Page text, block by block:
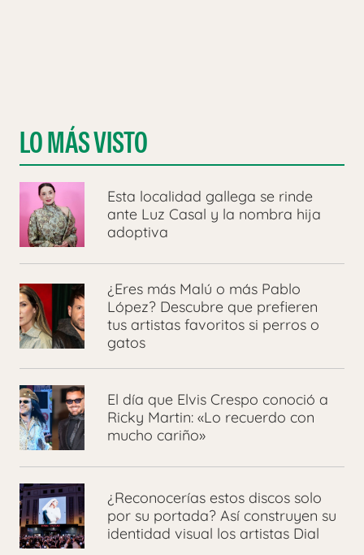
LO MÁS VISTO
Esta localidad gallega se rinde
ante Luz Casal y la nombra hija
adoptiva
¿Eres más Malú o más Pablo
López? Descubre que prefieren
tus artistas favoritos si perros o
gatos
El día que Elvis Crespo conoció a
Ricky Martin: «Lo recuerdo con
mucho cariño»
¿Reconocerías estos discos solo
por su portada? Así construyen su
identidad visual los artistas Dial